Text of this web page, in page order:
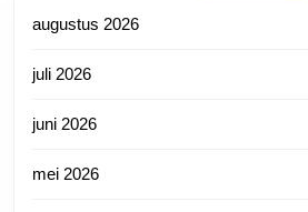
augustus 2026
juli 2026
juni 2026
mei 2026